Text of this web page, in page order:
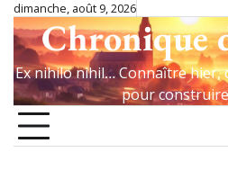
Skip
content
dimanche, août 9, 2026
Chronique
Ex nihilo nihil… Connaître
pour